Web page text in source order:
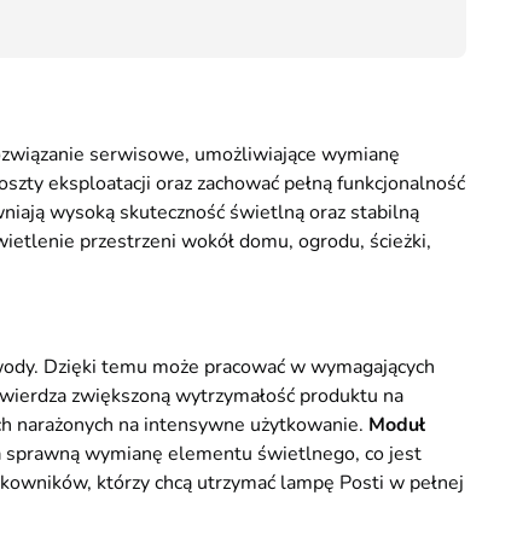
serwisowe, umożliwiające wymianę
eksploatacji oraz zachować pełną funkcjonalność
wysoką skuteczność świetlną oraz stabilną
przestrzeni wokół domu, ogrodu, ścieżki,
Dzięki temu może pracować w wymagających
zwiększoną wytrzymałość produktu na
narażonych na intensywne użytkowanie. Moduł
sprawną wymianę elementu świetlnego, co jest
którzy chcą utrzymać lampę Posti w pełnej